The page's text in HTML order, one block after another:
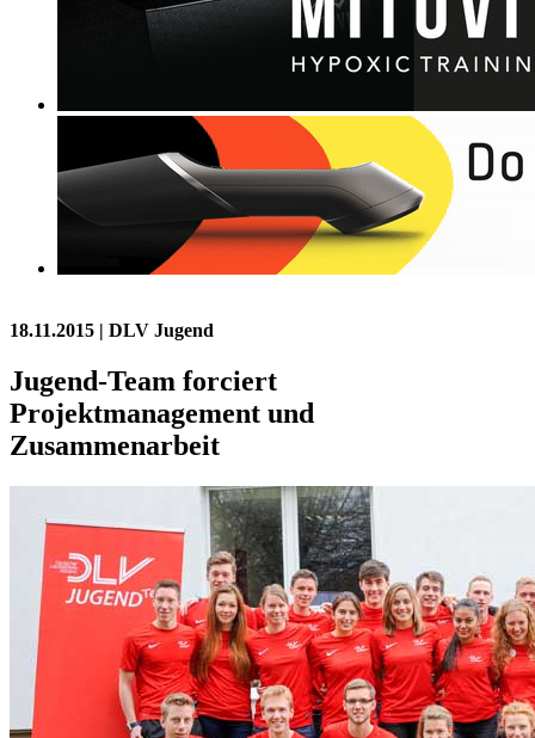
18.11.2015 | DLV Jugend
Jugend-Team forciert
Projektmanagement und
Zusammenarbeit